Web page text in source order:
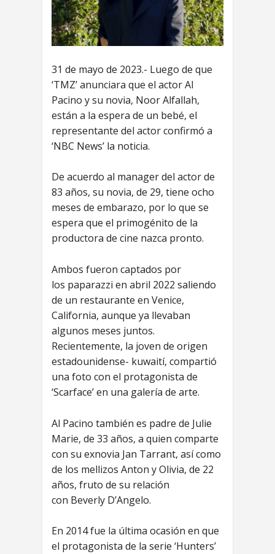
31 de mayo de 2023.- Luego de que
‘TMZ’ anunciara que el actor Al
Pacino y su novia, Noor Alfallah,
están a la espera de un bebé, el
representante del actor confirmó a
‘NBC News’ la noticia.
De acuerdo al manager del actor de
83 años, su novia, de 29, tiene ocho
meses de embarazo, por lo que se
espera que el primogénito de la
productora de cine nazca pronto.
Ambos fueron captados por
los paparazzi en abril 2022 saliendo
de un restaurante en Venice,
California, aunque ya llevaban
algunos meses juntos.
Recientemente, la joven de origen
estadounidense- kuwaití, compartió
una foto con el protagonista de
‘Scarface’ en una galería de arte.
Al Pacino también es padre de Julie
Marie, de 33 años, a quien comparte
con su exnovia Jan Tarrant, así como
de los mellizos Anton y Olivia, de 22
años, fruto de su relación
con Beverly D’Angelo.
En 2014 fue la última ocasión en que
el protagonista de la serie ‘Hunters’